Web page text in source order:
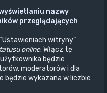
nazwy
przeglądających
witryny”
online. Włącz tę
będzie
moderatorów i dla
będzie wykazana w liczbie